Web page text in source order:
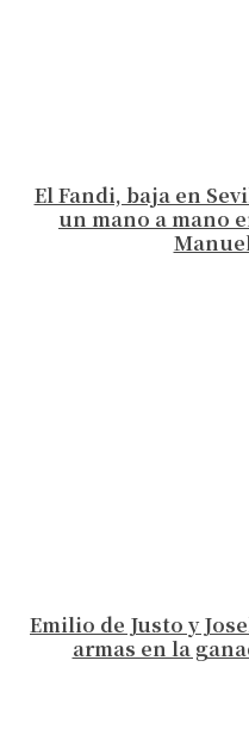
El Fandi, baja en
un mano a mano
Emilio de Justo y
armas en la